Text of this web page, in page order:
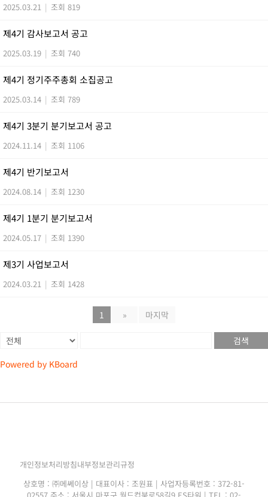
2025.03.21 | 조회 819
제4기 감사보고서 공고
2025.03.19 | 조회 740
제4기 정기주주총회 소집공고
2025.03.14 | 조회 789
제4기 3분기 분기보고서 공고
2024.11.14 | 조회 1106
제4기 반기보고서
2024.08.14 | 조회 1230
제4기 1분기 분기보고서
2024.05.17 | 조회 1390
제3기 사업보고서
2024.03.21 | 조회 1428
1 » 마지막
검색
Powered by KBoard
개인정보처리방침내부정보관리규정
상호명 : ㈜메쎄이상 | 대표이사 : 조원표 | 사업자등록번호 : 372-81-